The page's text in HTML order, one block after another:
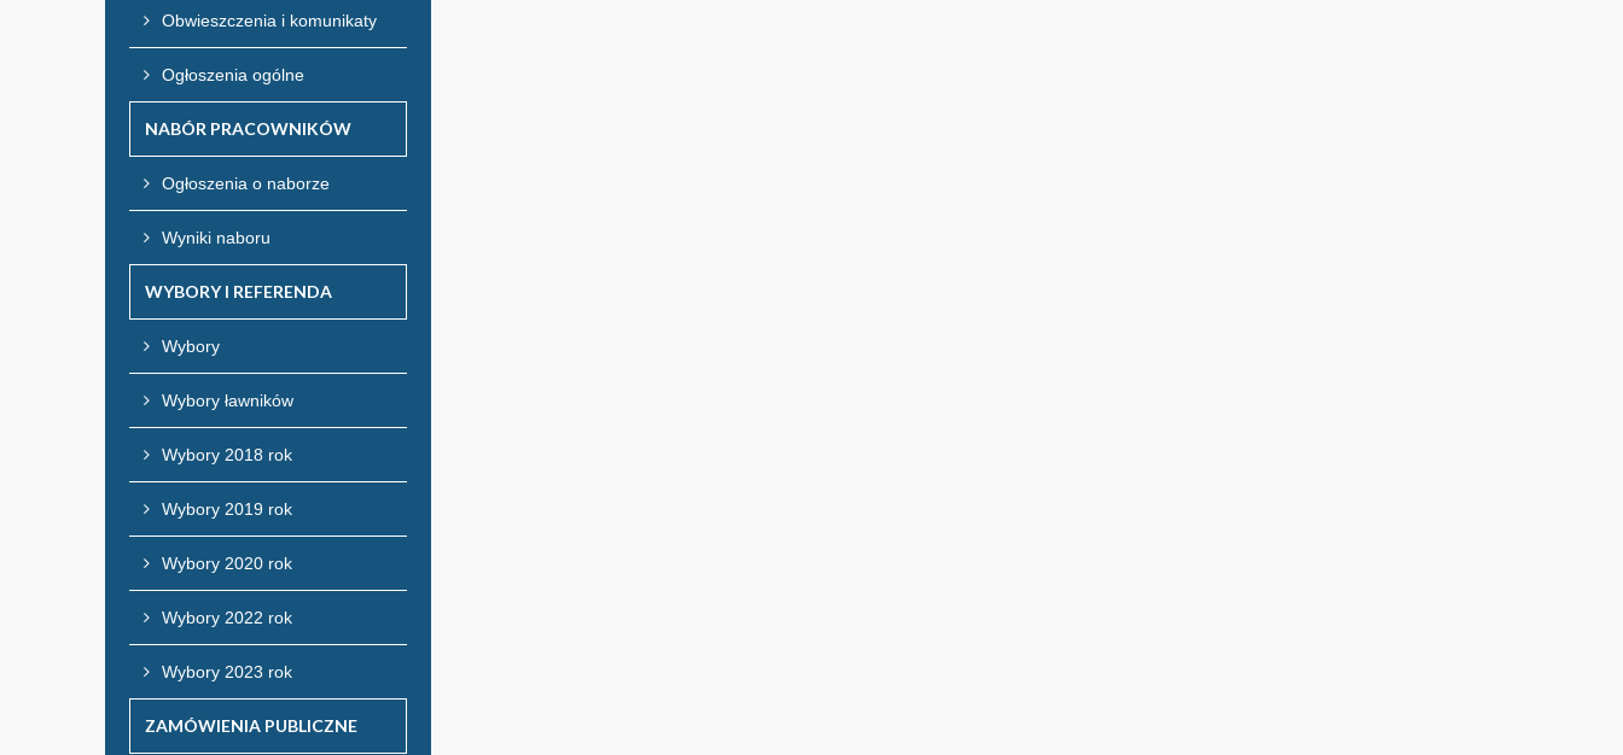
Obwieszczenia i komunikaty
Ogłoszenia ogólne
NABÓR PRACOWNIKÓW
Ogłoszenia o naborze
Wyniki naboru
WYBORY I REFERENDA
Wybory
Wybory ławników
Wybory 2018 rok
Wybory 2019 rok
Wybory 2020 rok
Wybory 2022 rok
Wybory 2023 rok
ZAMÓWIENIA PUBLICZNE